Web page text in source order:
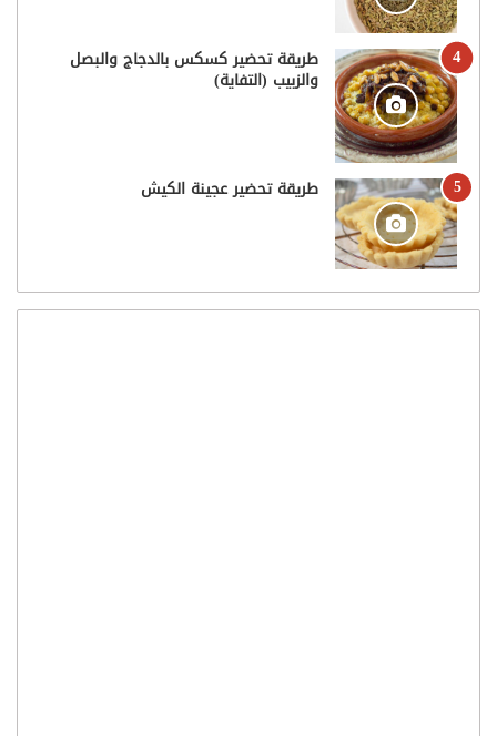
طريقة تحضير كسكس بالدجاج والبصل
والزبيب (التفاية)
طريقة تحضير عجينة الكيش